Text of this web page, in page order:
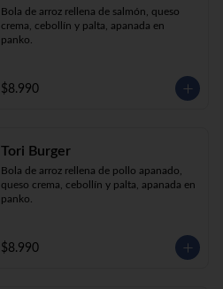
Bola de arroz rellena de salmón, queso
crema, cebollín y palta, apanada en
panko.
$8.990
Tori Burger
Bola de arroz rellena de pollo apanado,
queso crema, cebollín y palta, apanada en
panko.
$8.990